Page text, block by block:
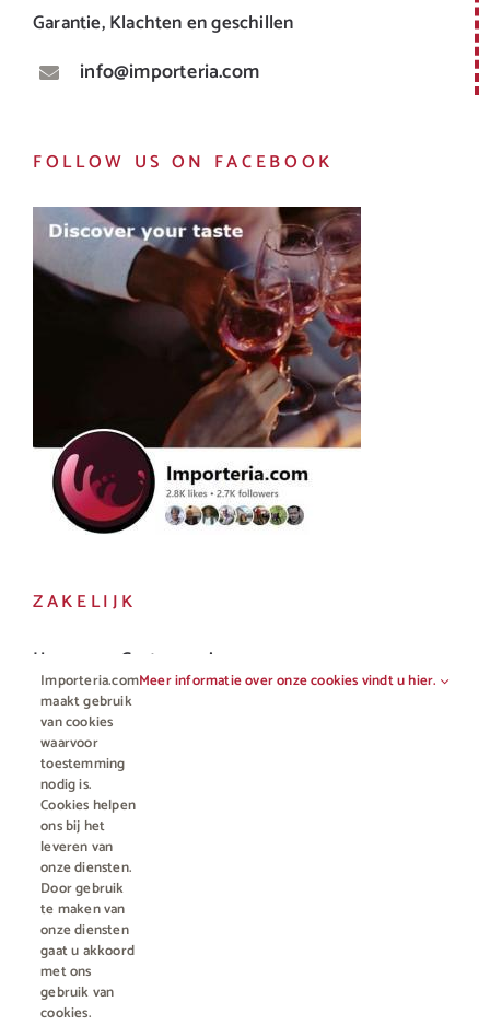
Garantie, Klachten en geschillen
info@importeria.com
FOLLOW US ON FACEBOOK
ZAKELIJK
Horeca en Gastronomie
Vakhandel
© Copyright 2012 - 2023 • All rights reserved |
Kamer van Koophandel nummer 76959066
BTW en excl. €4,95 verzendkosten voor orders minder dan €50
Importeria.com
maakt gebruik
van cookies
waarvoor
toestemming
nodig is.
Cookies helpen
ons bij het
leveren van
onze diensten.
Door gebruik
te maken van
onze diensten
gaat u akkoord
met ons
gebruik van
cookies.
Meer informatie over onze cookies vindt u hier.